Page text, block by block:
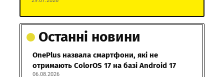
Останні новини
OnePlus назвала смартфони, які не
отримають ColorOS 17 на базі Android 17
06.08.2026